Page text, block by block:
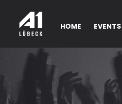
HOME EVENTS